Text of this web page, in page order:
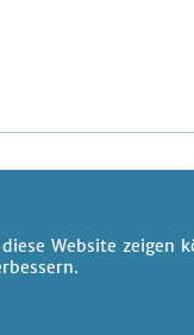
Website zeigen